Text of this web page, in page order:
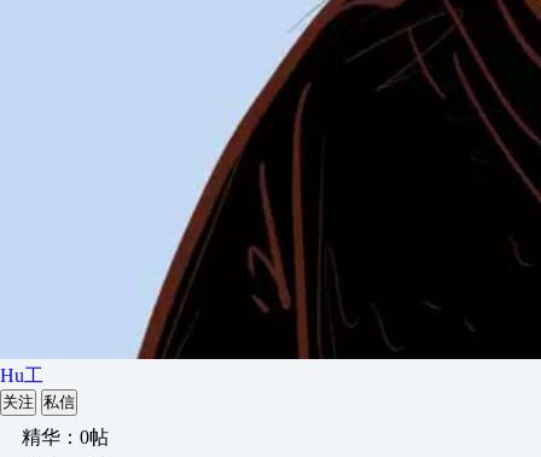
Hu工
关注 私信
精华：0帖